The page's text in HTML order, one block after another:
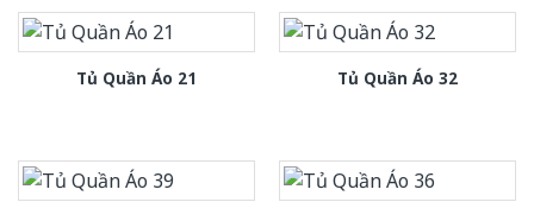
Tủ Quần Áo 21 Tủ Quần Áo 32